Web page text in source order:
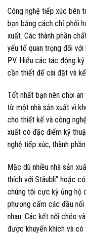
Công nghệ tiếp xúc bên
bạn bằng cách chỉ phối
xuất. Các thành phần
yếu tố quan trọng đối với
PV. Hiểu các tác động
cần thiết để cài đặt và
Tốt nhất bạn nên chơi
từ một nhà sản xuất vì
cho thiết kế và công
xuất có đặc điểm kỹ
nghệ tiếp xúc, thành
Mặc dù nhiều nhà sản
thích với Stäubli” hoặc
chúng tôi cực kỳ ủng hộ
phương cấm các đầu
nhau. Các kết nối chéo
được khuyến khích và